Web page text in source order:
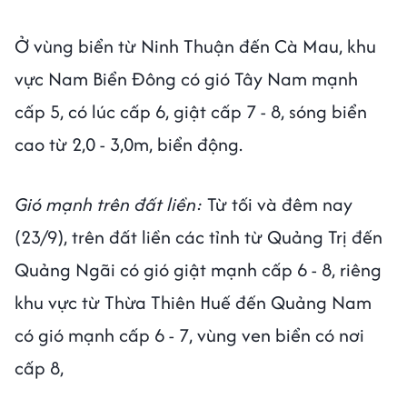
Ở vùng biển từ Ninh Thuận đến Cà Mau, khu
vực Nam Biển Đông có gió Tây Nam mạnh
cấp 5, có lúc cấp 6, giật cấp 7 - 8, sóng biển
cao từ 2,0 - 3,0m, biển động.
Gió mạnh trên đất liền: Từ tối và đêm nay
(23/9), trên đất liền các tỉnh từ Quảng Trị đến
Quảng Ngãi có gió giật mạnh cấp 6 - 8, riêng
khu vực từ Thừa Thiên Huế đến Quảng Nam
có gió mạnh cấp 6 - 7, vùng ven biển có nơi
cấp 8,